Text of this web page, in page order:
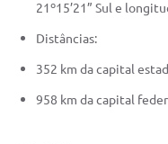
21º15’21” Sul e
Distâncias:
352 km da capital
958 km da capital